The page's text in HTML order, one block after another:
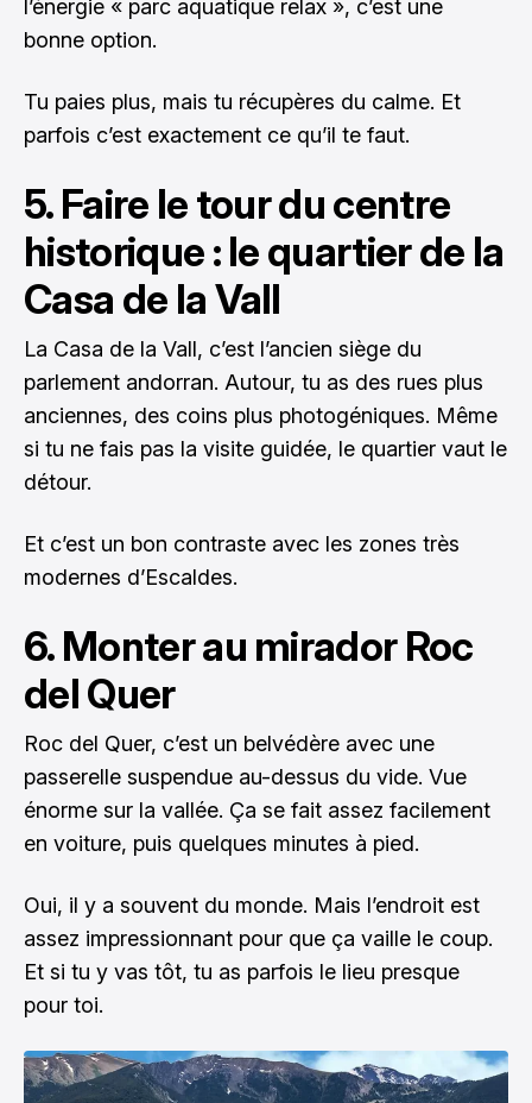
l’énergie « parc aquatique relax », c’est une
bonne option.
Tu paies plus, mais tu récupères du calme. Et
parfois c’est exactement ce qu’il te faut.
5. Faire le tour du centre
historique : le quartier de la
Casa de la Vall
La Casa de la Vall, c’est l’ancien siège du
parlement andorran. Autour, tu as des rues plus
anciennes, des coins plus photogéniques. Même
si tu ne fais pas la visite guidée, le quartier vaut le
détour.
Et c’est un bon contraste avec les zones très
modernes d’Escaldes.
6. Monter au mirador Roc
del Quer
Roc del Quer, c’est un belvédère avec une
passerelle suspendue au-dessus du vide. Vue
énorme sur la vallée. Ça se fait assez facilement
en voiture, puis quelques minutes à pied.
Oui, il y a souvent du monde. Mais l’endroit est
assez impressionnant pour que ça vaille le coup.
Et si tu y vas tôt, tu as parfois le lieu presque
pour toi.